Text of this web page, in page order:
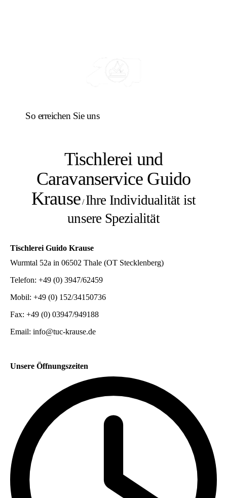
So erreichen Sie uns
Tischlerei und
Caravanservice Guido
Krause/Ihre Individualität ist
unsere Spezialität
Tischlerei Guido Krause
Wurmtal 52a in 06502 Thale (OT Stecklenberg)
Telefon: +49 (0) 3947/62459
Mobil: +49 (0) 152/34150736
Fax: +49 (0) 03947/949188
Email: info@tuc-krause.de
Unsere Öffnungszeiten